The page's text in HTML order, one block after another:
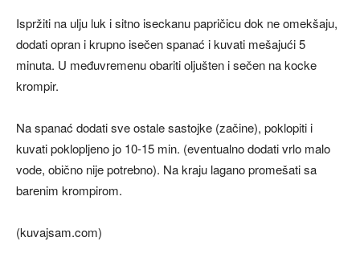
Ispržiti na ulju luk i sitno iseckanu papričicu dok ne omekšaju,
dodati opran i krupno isečen spanać i kuvati mešajući 5
minuta. U međuvremenu obariti oljušten i sečen na kocke
krompir.
Na spanać dodati sve ostale sastojke (začine), poklopiti i
kuvati poklopljeno jo 10-15 min. (eventualno dodati vrlo malo
vode, obično nije potrebno). Na kraju lagano promešati sa
barenim krompirom.
(kuvajsam.com)